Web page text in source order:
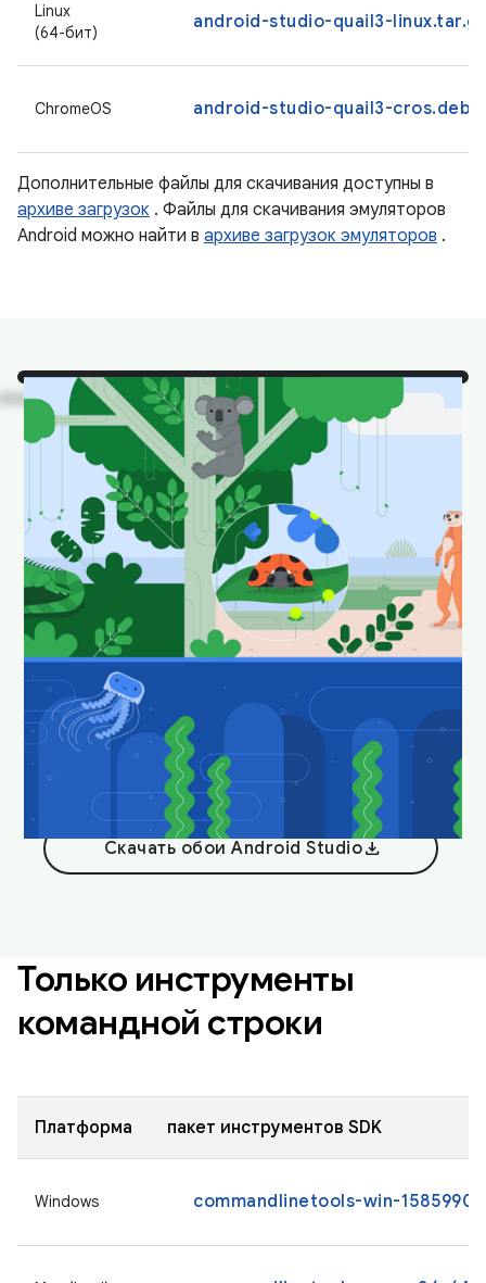
Linux
(64-бит)
android-studio-quail3-
ChromeOS android-studio-quail3-cros.deb
Дополнительные файлы для скачивания доступны в
архиве загрузок . Файлы для скачивания эмуляторов
Android можно найти в архиве загрузок эмуляторов .
Смотреть!Это одни из
наших любимых
животных Android
Studio в их
естественной среде
обитания.
Загрузите и установите в качестве обоев,
чтобы ваш рабочий стол выглядел весело и
свежо.
Скачать обои Android Studiodownload
Только инструменты
командной строки
Платформа пакет инструментов SDK
Windows commandlinetools-win-